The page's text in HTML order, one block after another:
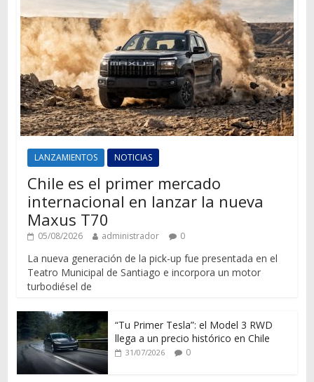
LANZAMIENTOS NOTICIAS
Chile es el primer mercado
internacional en lanzar la nueva
Maxus T70
05/08/2026 administrador 0
La nueva generación de la pick-up fue presentada en el
Teatro Municipal de Santiago e incorpora un motor
turbodiésel de
“Tu Primer Tesla”: el Model 3 RWD
llega a un precio histórico en Chile
31/07/2026 0